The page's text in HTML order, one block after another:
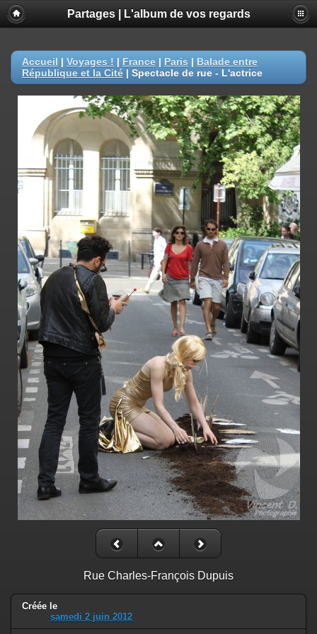
Partages | L'album de vos regards
Accueil | Voyages ! | France | Paris | Balade entre
République et la Cité | Spectacle de rue - L'actrice
Rue Charles-François Dupuis
Créée le
samedi 2 juin 2012